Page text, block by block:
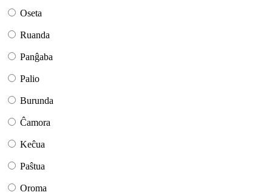
Oseta
Ruanda
Panĝaba
Palio
Burunda
Ĉamora
Keĉua
Paŝtua
Oroma